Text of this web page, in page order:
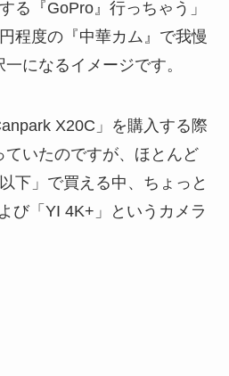
る『GoPro』行っちゃう」
程度の『中華カム』で我慢
になるイメージです。
X20C」を購入する際
ていたのですが、ほとんど
下」で買える中、ちょっと
び「YI 4K+」というカメラ